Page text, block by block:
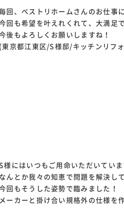
回、ベストリホームさんのお仕事
回も希望を叶えれくれて、大満足で
後もよろしくお願いしますね！
(東京都江東区/S様邸/キッチンリフ
S様にはいつもご用命いただいていま
なんとか我々の知恵で問題を解決し
回もそうした姿勢で臨みました！
メーカーと掛け合い規格外の仕様を